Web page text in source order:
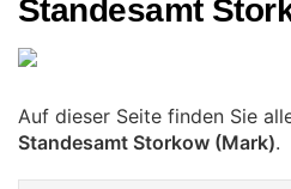
Standesamt
Auf dieser Seite finden Sie
Standesamt Storkow (Mark).